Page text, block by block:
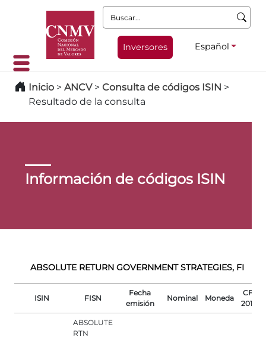
Buscar:
Inversores Español
Inicio > ANCV> Consulta de códigos ISIN >
Resultado de la consulta
Información de códigos ISIN
ABSOLUTE RETURN GOVERNMENT STRATEGIES, FI
ISIN FISN
Fecha
emisión
Nominal Moneda
CFI
2015
ABSOLUTE
RTN